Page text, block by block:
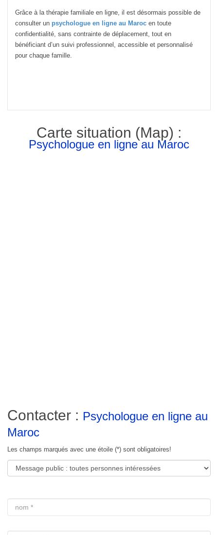
Grâce à la thérapie familiale en ligne, il est désormais possible de
consulter un psychologue en ligne au Maroc en toute
confidentialité, sans contrainte de déplacement, tout en
bénéficiant d’un suivi professionnel, accessible et personnalisé
pour chaque famille.
Carte situation (Map) :
Psychologue en ligne au Maroc
Contacter : Psychologue en ligne au
Maroc
Les champs marqués avec une étoile (*) sont obligatoires!